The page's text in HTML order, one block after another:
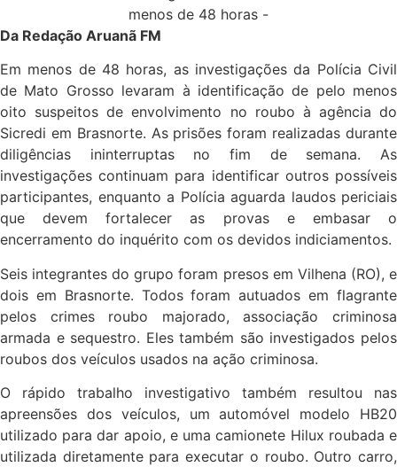
Da Redação Aruanã FM
Em menos de 48 horas, as investigações da Polícia Civil
de Mato Grosso levaram à identificação de pelo menos
oito suspeitos de envolvimento no roubo à agência do
Sicredi em Brasnorte. As prisões foram realizadas durante
diligências ininterruptas no fim de semana. As
investigações continuam para identificar outros possíveis
participantes, enquanto a Polícia aguarda laudos periciais
que devem fortalecer as provas e embasar o
encerramento do inquérito com os devidos indiciamentos.
Seis integrantes do grupo foram presos em Vilhena (RO), e
dois em Brasnorte. Todos foram autuados em flagrante
pelos crimes roubo majorado, associação criminosa
armada e sequestro. Eles também são investigados pelos
roubos dos veículos usados na ação criminosa.
O rápido trabalho investigativo também resultou nas
apreensões dos veículos, um automóvel modelo HB20
utilizado para dar apoio, e uma camionete Hilux roubada e
utilizada diretamente para executar o roubo. Outro carro,